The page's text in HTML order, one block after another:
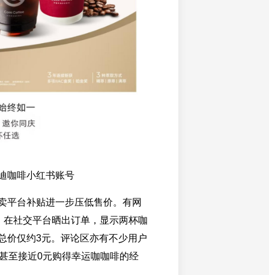
咖啡小红书账号
平台补贴进一步压低售价。有网
在社交平台晒出订单，显示两杯咖
价仅约3元。评论区亦有不少用户
至接近0元购得幸运咖咖啡的经